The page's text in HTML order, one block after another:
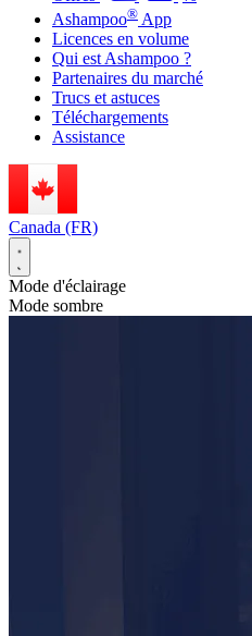
Ashampoo® App
Licences en volume
Qui est Ashampoo ?
Partenaires du marché
Trucs et astuces
Téléchargements
Assistance
Canada (FR)
Mode d'éclairage
Mode sombre